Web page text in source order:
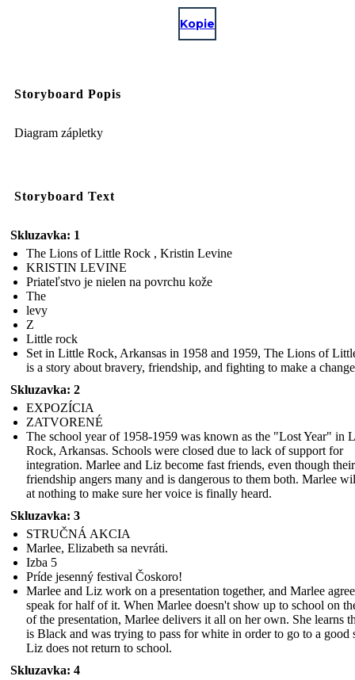
Kopie
Storyboard Popis
Diagram zápletky
Storyboard Text
Skluzavka: 1
The Lions of Little Rock , Kristin Levine
KRISTIN LEVINE
Priateľstvo je nielen na povrchu kože
The
levy
Z
Little rock
Set in Little Rock, Arkansas in 1958 and 1959, The Lions of
is a story about bravery, friendship, and fighting to make a
Skluzavka: 2
EXPOZÍCIA
ZATVORENÉ
The school year of 1958-1959 was known as the "Lost Year" in
Rock, Arkansas. Schools were closed due to lack of support for
integration. Marlee and Liz become fast friends, even though their
friendship angers many and is dangerous to them both. Marlee
at nothing to make sure her voice is finally heard.
Skluzavka: 3
STRUČNÁ AKCIA
Marlee, Elizabeth sa nevráti.
Izba 5
Príde jesenný festival Čoskoro!
Marlee and Liz work on a presentation together, and Marlee
speak for half of it. When Marlee doesn't show up to school on
of the presentation, Marlee delivers it all on her own. She learns
is Black and was trying to pass for white in order to go to a good
Liz does not return to school.
Skluzavka: 4